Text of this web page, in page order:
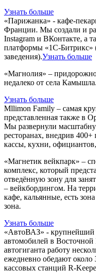
Узнать больше
«Парижанка» - кафе-
Франции. Мы создали и
Instagram и ВКонтакте, а
платформы «1С-Битрикс»
заведения).Узнать больше
«Магнолия» –
недалеко от села Камышла.
Узнать больше
Mllimon Family – самая
представленная также в
Мы развернули
ресторанах, внедрив
кассы, кухни,
«Магнетик вейкпарк» –
комплекс, который
отведённую зону для
– вейкбордингом. На
кафе, кальянные, есть
зона.
Узнать больше
«АвтоВАЗ» - крупнейший
автомобилей в
автогиганта работу
ежедневно обедают около
кассовых станций R-